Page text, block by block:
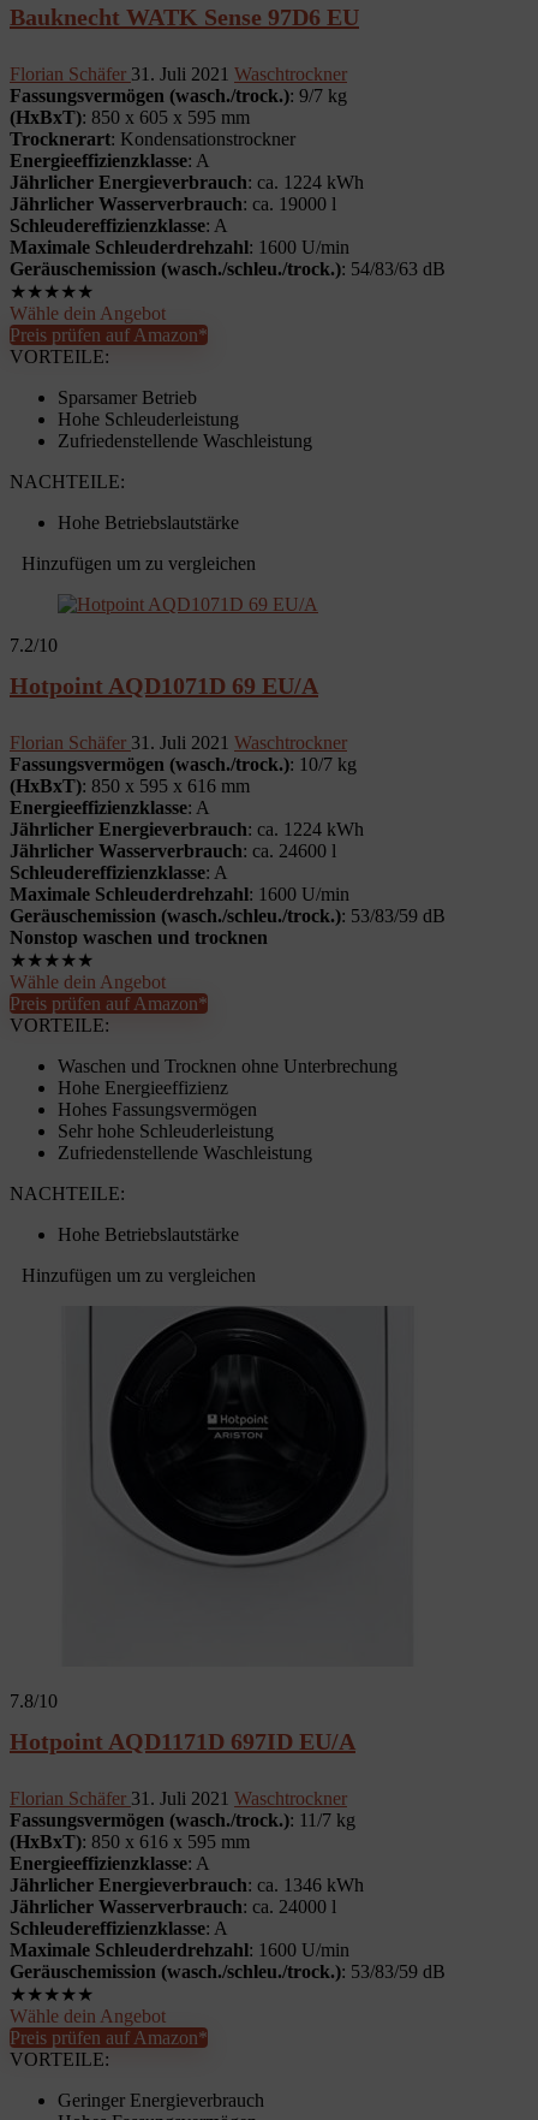
Bauknecht WATK Sense 97D6 EU
Florian Schäfer 31. Juli 2021 Waschtrockner
Fassungsvermögen (wasch./trock.): 9/7 kg
(HxBxT): 850 x 605 x 595 mm
Trocknerart: Kondensationstrockner
Energieeffizienzklasse: A
Jährlicher Energieverbrauch: ca. 1224 kWh
Jährlicher Wasserverbrauch: ca. 19000 l
Schleudereffizienzklasse: A
Maximale Schleuderdrehzahl: 1600 U/min
Geräuschemission (wasch./schleu./trock.): 54/83/63 dB
★★★★★
Wähle dein Angebot
Preis prüfen auf Amazon*
VORTEILE:
Sparsamer Betrieb
Hohe Schleuderleistung
Zufriedenstellende Waschleistung
NACHTEILE:
Hohe Betriebslautstärke
Hinzufügen um zu vergleichen
7.2/10
Hotpoint AQD1071D 69 EU/A
Florian Schäfer 31. Juli 2021 Waschtrockner
Fassungsvermögen (wasch./trock.): 10/7 kg
(HxBxT): 850 x 595 x 616 mm
Energieeffizienzklasse: A
Jährlicher Energieverbrauch: ca. 1224 kWh
Jährlicher Wasserverbrauch: ca. 24600 l
Schleudereffizienzklasse: A
Maximale Schleuderdrehzahl: 1600 U/min
Geräuschemission (wasch./schleu./trock.): 53/83/59 dB
Nonstop waschen und trocknen
★★★★★
Wähle dein Angebot
Preis prüfen auf Amazon*
VORTEILE:
Waschen und Trocknen ohne Unterbrechung
Hohe Energieeffizienz
Hohes Fassungsvermögen
Sehr hohe Schleuderleistung
Zufriedenstellende Waschleistung
NACHTEILE:
Hohe Betriebslautstärke
Hinzufügen um zu vergleichen
7.8/10
Hotpoint AQD1171D 697ID EU/A
Florian Schäfer 31. Juli 2021 Waschtrockner
Fassungsvermögen (wasch./trock.): 11/7 kg
(HxBxT): 850 x 616 x 595 mm
Energieeffizienzklasse: A
Jährlicher Energieverbrauch: ca. 1346 kWh
Jährlicher Wasserverbrauch: ca. 24000 l
Schleudereffizienzklasse: A
Maximale Schleuderdrehzahl: 1600 U/min
Geräuschemission (wasch./schleu./trock.): 53/83/59 dB
★★★★★
Wähle dein Angebot
Preis prüfen auf Amazon*
VORTEILE:
Geringer Energieverbrauch